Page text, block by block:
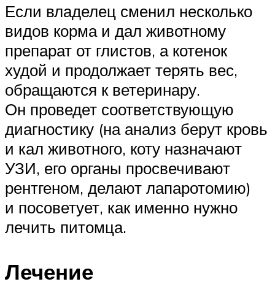
Если владелец сменил несколько
видов корма и дал животному
препарат от глистов, а котенок
худой и продолжает терять вес,
обращаются к ветеринару.
Он проведет соответствующую
диагностику (на анализ берут кровь
и кал животного, коту назначают
УЗИ, его органы просвечивают
рентгеном, делают лапаротомию)
и посоветует, как именно нужно
лечить питомца.
Лечение